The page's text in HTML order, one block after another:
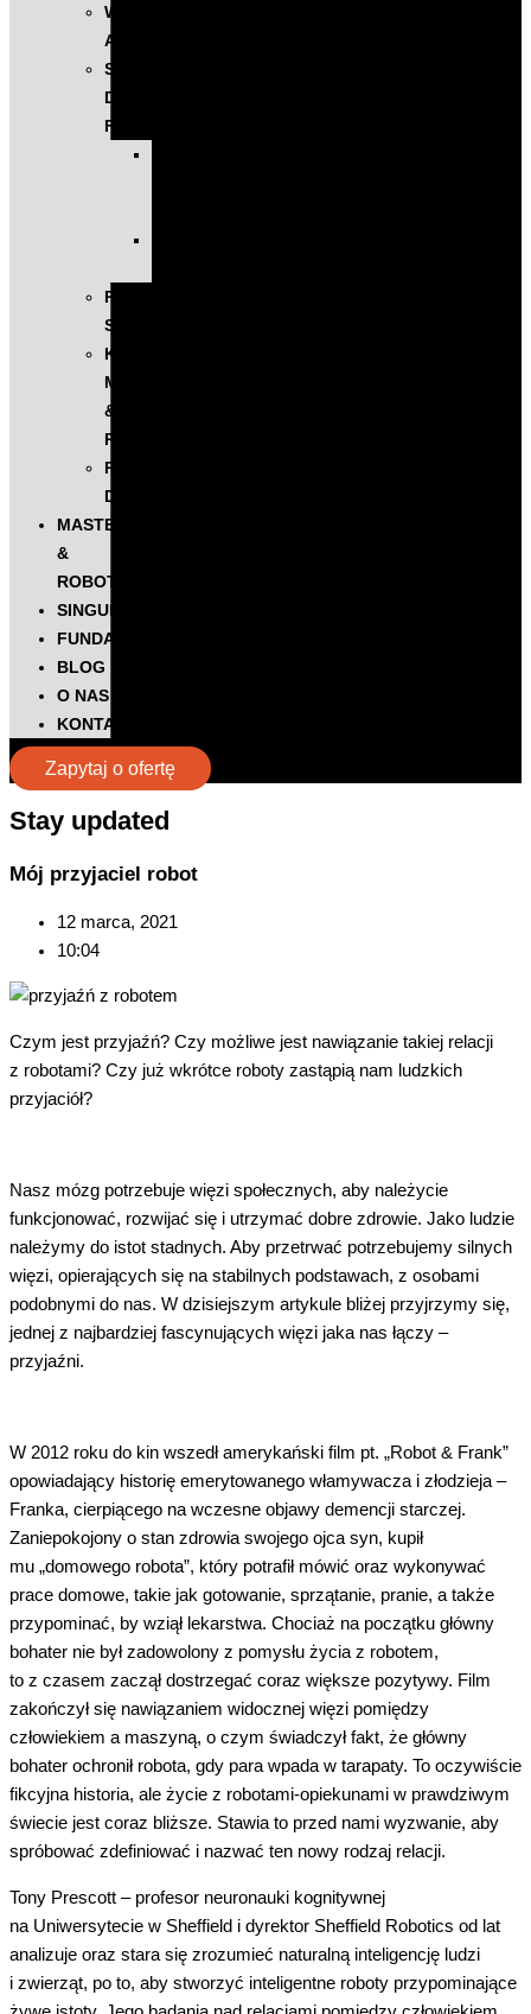
WARSZTATY
AI
SZKOLENIA
DLA
FIRM
PROGRAM
SINGULARITY
KONFERENCJA
MASTERS
&
ROBOTS
PODCAST
DIGITALKS
MASTERS
&
ROBOTS
SINGULARITY
FUNDACJA
BLOG
O NAS
KONTAKT
Zapytaj o ofertę
Stay updated​
Mój przyjaciel robot
12 marca, 2021
10:04
Czym jest przyjaźń? Czy możliwe jest nawiązanie takiej relacji
z robotami? Czy już wkrótce roboty zastąpią nam ludzkich
przyjaciół?
Nasz mózg potrzebuje więzi społecznych, aby należycie
funkcjonować, rozwijać się i utrzymać dobre zdrowie. Jako ludzie
należymy do istot stadnych. Aby przetrwać potrzebujemy silnych
więzi, opierających się na stabilnych podstawach, z osobami
podobnymi do nas. W dzisiejszym artykule bliżej przyjrzymy się,
jednej z najbardziej fascynujących więzi jaka nas łączy –
przyjaźni.
W 2012 roku do kin wszedł amerykański film pt. „Robot & Frank”
opowiadający historię emerytowanego włamywacza i złodzieja –
Franka, cierpiącego na wczesne objawy demencji starczej.
Zaniepokojony o stan zdrowia swojego ojca syn, kupił
mu „domowego robota”, który potrafił mówić oraz wykonywać
prace domowe, takie jak gotowanie, sprzątanie, pranie, a także
przypominać, by wziął lekarstwa. Chociaż na początku główny
bohater nie był zadowolony z pomysłu życia z robotem,
to z czasem zaczął dostrzegać coraz większe pozytywy. Film
zakończył się nawiązaniem widocznej więzi pomiędzy
człowiekiem a maszyną, o czym świadczył fakt, że główny
bohater ochronił robota, gdy para wpada w tarapaty. To oczywiście
fikcyjna historia, ale życie z robotami-opiekunami w prawdziwym
świecie jest coraz bliższe. Stawia to przed nami wyzwanie, aby
spróbować zdefiniować i nazwać ten nowy rodzaj relacji.
Tony Prescott – profesor neuronauki kognitywnej
na Uniwersytecie w Sheffield i dyrektor Sheffield Robotics od lat
analizuje oraz stara się zrozumieć naturalną inteligencję ludzi
i zwierząt, po to, aby stworzyć inteligentne roboty przypominające